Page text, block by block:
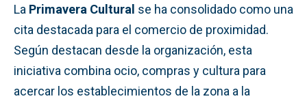
La Primavera Cultural se ha consolidado como una
cita destacada para el comercio de proximidad.
Según destacan desde la organización, esta
iniciativa combina ocio, compras y cultura para
acercar los establecimientos de la zona a la